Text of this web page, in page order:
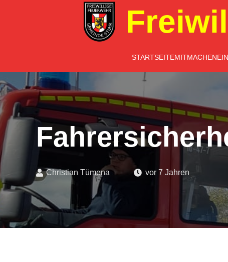
STARTSEITEMITMACHEN
Christian Tümena vor 7 Jahren